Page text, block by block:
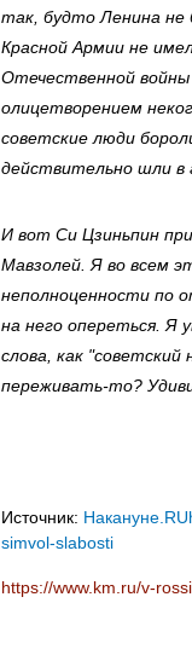
так, будто Ленина не
Красной Армии не
Отечественной
олицетворением
советские люди
действительно шли в
И вот Си Цзиньпин
Мавзолей. Я во всем
неполноценности по
на него опереться. Я
слова, как
переживать-то?
Источник: Накануне.RU
simvol-slabosti
https://www.km.ru/v-